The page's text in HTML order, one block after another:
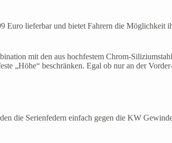
lieferbar und bietet Fahrern die Möglichkeit
mit den aus hochfestem Chrom-
„Höhe“ beschränken. Egal ob nur an der
die Serienfedern einfach gegen die KW